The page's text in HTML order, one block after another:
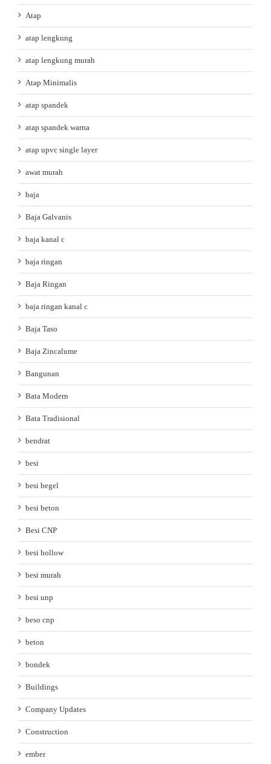
Atap
atap lengkung
atap lengkung murah
Atap Minimalis
atap spandek
atap spandek warna
atap upvc single layer
awat murah
baja
Baja Galvanis
baja kanal c
baja ringan
Baja Ringan
baja ringan kanal c
Baja Taso
Baja Zincalume
Bangunan
Bata Modern
Bata Tradisional
bendrat
besi
besi begel
besi beton
Besi CNP
besi hollow
besi murah
besi unp
beso cnp
beton
bondek
Buildings
Company Updates
Construction
ember